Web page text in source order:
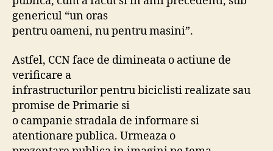
genericul “un oras
pentru oameni, nu pentru masini”.
Astfel, CCN face de dimineata o actiune de
verificare a
infrastructurilor pentru biciclisti realizate sau
promise de Primarie si
o campanie stradala de informare si
atentionare publica. Urmeaza o